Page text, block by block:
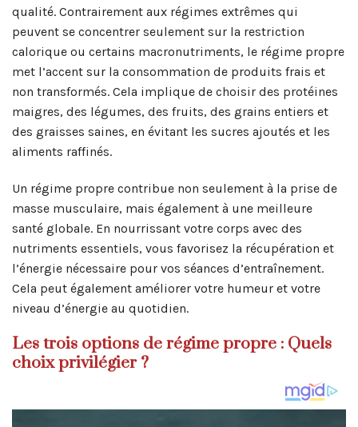
qualité. Contrairement aux régimes extrêmes qui
peuvent se concentrer seulement sur la restriction
calorique ou certains macronutriments, le régime propre
met l’accent sur la consommation de produits frais et
non transformés. Cela implique de choisir des protéines
maigres, des légumes, des fruits, des grains entiers et
des graisses saines, en évitant les sucres ajoutés et les
aliments raffinés.
Un régime propre contribue non seulement à la prise de
masse musculaire, mais également à une meilleure
santé globale. En nourrissant votre corps avec des
nutriments essentiels, vous favorisez la récupération et
l’énergie nécessaire pour vos séances d’entraînement.
Cela peut également améliorer votre humeur et votre
niveau d’énergie au quotidien.
Les trois options de régime propre : Quels
choix privilégier ?